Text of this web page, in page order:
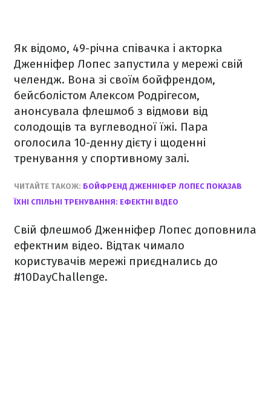
Як відомо, 49-річна співачка і акторка
Дженніфер Лопес запустила у мережі свій
челендж. Вона зі своїм бойфрендом,
бейсболістом Алексом Родрігесом,
анонсувала флешмоб з відмови від
солодощів та вуглеводної їжі. Пара
оголосила 10-денну дієту і щоденні
тренування у спортивному залі.
ЧИТАЙТЕ ТАКОЖ: БОЙФРЕНД ДЖЕННІФЕР ЛОПЕС ПОКАЗАВ
ЇХНІ СПІЛЬНІ ТРЕНУВАННЯ: ЕФЕКТНІ ВІДЕО
Свій флешмоб Дженніфер Лопес доповнила
ефектним відео. Відтак чимало
користувачів мережі приєднались до
#10DayChallenge.